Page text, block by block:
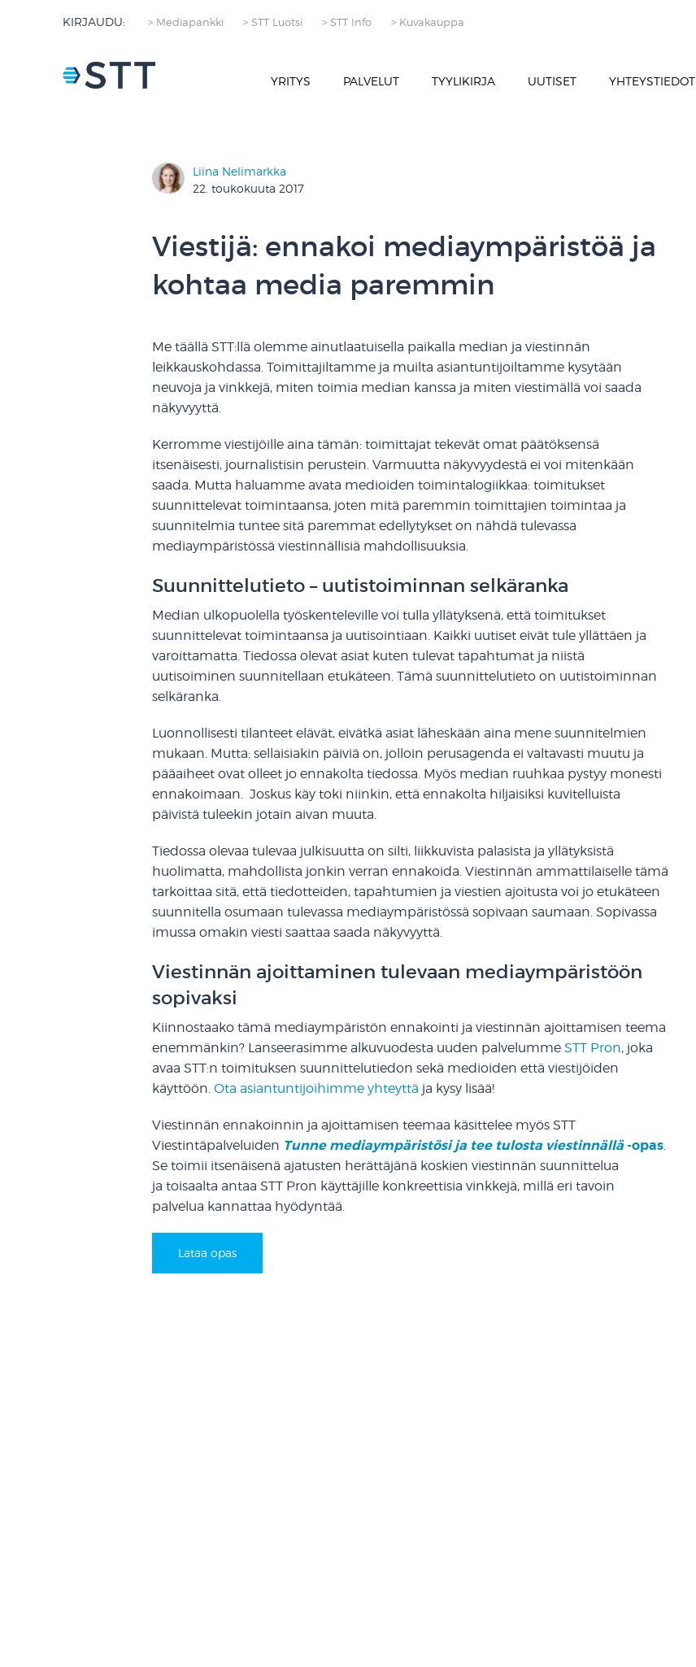
KIRJAUDU: > Mediapankki > STT Luotsi > STT Info > Kuvakauppa
YRITYS PALVELUT TYYLIKIRJA UUTISET YHTEYSTIEDOT
Liina Nelimarkka
22. toukokuuta 2017
Viestijä: ennakoi mediaympäristöä ja
kohtaa media paremmin
Me täällä STT:llä olemme ainutlaatuisella paikalla median ja viestinnän
leikkauskohdassa. Toimittajiltamme ja muilta asiantuntijoiltamme kysytään
neuvoja ja vinkkejä, miten toimia median kanssa ja miten viestimällä voi saada
näkyvyyttä.
Kerromme viestijöille aina tämän: toimittajat tekevät omat päätöksensä
itsenäisesti, journalistisin perustein. Varmuutta näkyvyydestä ei voi mitenkään
saada. Mutta haluamme avata medioiden toimintalogiikkaa: toimitukset
suunnittelevat toimintaansa, joten mitä paremmin toimittajien toimintaa ja
suunnitelmia tuntee sitä paremmat edellytykset on nähdä tulevassa
mediaympäristössä viestinnällisiä mahdollisuuksia.
Suunnittelutieto – uutistoiminnan selkäranka
Median ulkopuolella työskenteleville voi tulla yllätyksenä, että toimitukset
suunnittelevat toimintaansa ja uutisointiaan. Kaikki uutiset eivät tule yllättäen ja
varoittamatta. Tiedossa olevat asiat kuten tulevat tapahtumat ja niistä
uutisoiminen suunnitellaan etukäteen. Tämä suunnittelutieto on uutistoiminnan
selkäranka.
Luonnollisesti tilanteet elävät, eivätkä asiat läheskään aina mene suunnitelmien
mukaan. Mutta: sellaisiakin päiviä on, jolloin perusagenda ei valtavasti muutu ja
pääaiheet ovat olleet jo ennakolta tiedossa. Myös median ruuhkaa pystyy monesti
ennakoimaan. Joskus käy toki niinkin, että ennakolta hiljaisiksi kuvitelluista
päivistä tuleekin jotain aivan muuta.
Tiedossa olevaa tulevaa julkisuutta on silti, liikkuvista palasista ja yllätyksistä
huolimatta, mahdollista jonkin verran ennakoida. Viestinnän ammattilaiselle tämä
tarkoittaa sitä, että tiedotteiden, tapahtumien ja viestien ajoitusta voi jo etukäteen
suunnitella osumaan tulevassa mediaympäristössä sopivaan saumaan. Sopivassa
imussa omakin viesti saattaa saada näkyvyyttä.
Viestinnän ajoittaminen tulevaan mediaympäristöön
sopivaksi
Kiinnostaako tämä mediaympäristön ennakointi ja viestinnän ajoittamisen teema
enemmänkin? Lanseerasimme alkuvuodesta uuden palvelumme STT Pron, joka
avaa STT:n toimituksen suunnittelutiedon sekä medioiden että viestijöiden
käyttöön. Ota asiantuntijoihimme yhteyttä ja kysy lisää!
Viestinnän ennakoinnin ja ajoittamisen teemaa käsittelee myös STT
Viestintäpalveluiden Tunne mediaympäristösi ja tee tulosta viestinnällä-opas.
Se toimii itsenäisenä ajatusten herättäjänä koskien viestinnän suunnittelua
ja toisaalta antaa STT Pron käyttäjille konkreettisia vinkkejä, millä eri tavoin
palvelua kannattaa hyödyntää.
Lataa opas